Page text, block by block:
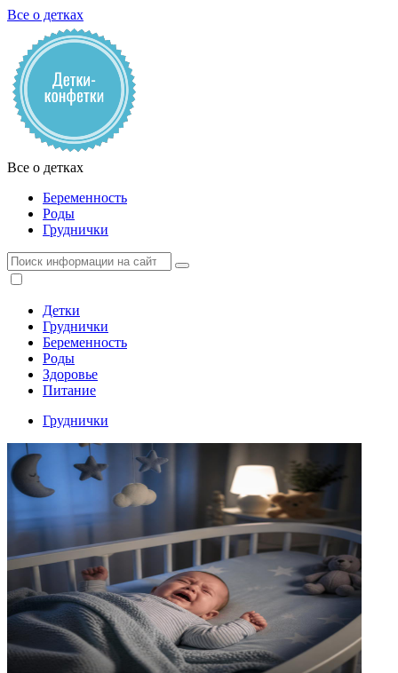
Все о детках
Все о детках
Беременность
Роды
Груднички
Детки
Груднички
Беременность
Роды
Здоровье
Питание
Груднички